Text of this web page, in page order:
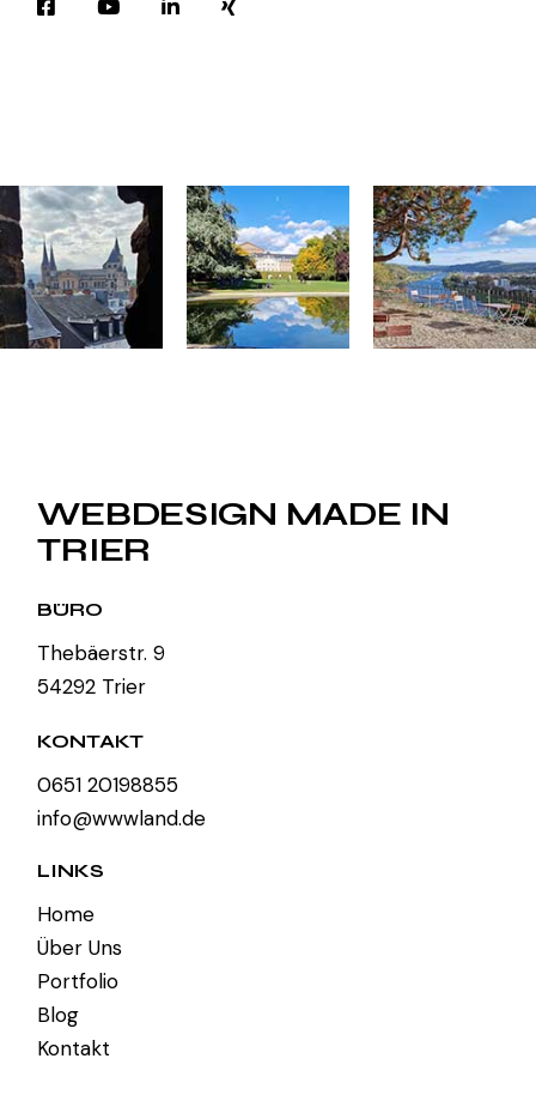
WEBDESIGN MADE IN
TRIER
BÜRO
Thebäerstr. 9
54292 Trier
KONTAKT
0651 20198855
info@wwwland.de
LINKS
Home
Über Uns
Portfolio
Blog
Kontakt